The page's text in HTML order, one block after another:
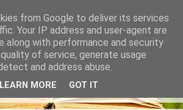
knihovna v
from Google to deliver its services
Your IP address and user-agent are
along with performance and security
of service, generate usage
and address abuse.
LEARN MORE GOT IT